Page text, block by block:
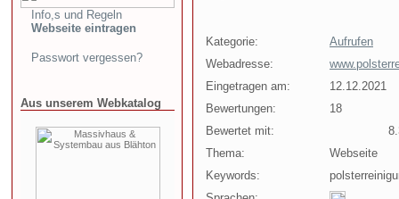
Info,s und Regeln
Webseite eintragen
Passwort vergessen?
Aus unserem Webkatalog
Kategorie:
Aufrufen
Webadresse:
Eingetragen am:
12.12.2021
Bewertungen:
18
Bewertet mit:
Thema:
Webseite
Keywords: